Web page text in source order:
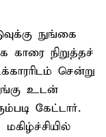
நுங்கை
காரை நிறுத்தச்
சென்று
உடன்
கேட்டார்.